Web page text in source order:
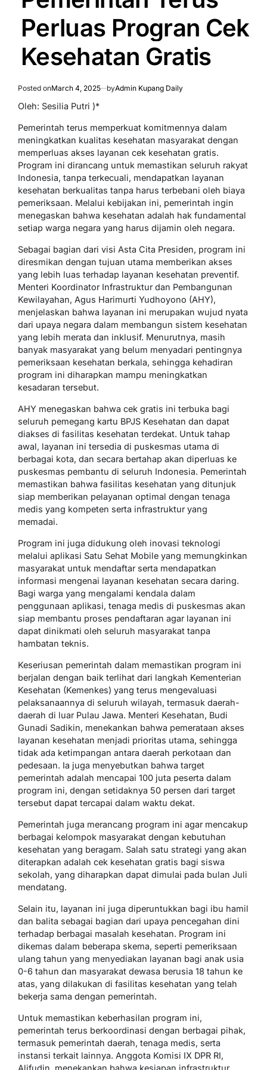
Perluas Progran Cek
Kesehatan Gratis
Posted onMarch 4, 2025 byAdmin Kupang Daily
Oleh: Sesilia Putri )*
Pemerintah terus memperkuat komitmennya dalam
meningkatkan kualitas kesehatan masyarakat dengan
memperluas akses layanan cek kesehatan gratis.
Program ini dirancang untuk memastikan seluruh rakyat
Indonesia, tanpa terkecuali, mendapatkan layanan
kesehatan berkualitas tanpa harus terbebani oleh biaya
pemeriksaan. Melalui kebijakan ini, pemerintah ingin
menegaskan bahwa kesehatan adalah hak fundamental
setiap warga negara yang harus dijamin oleh negara.
Sebagai bagian dari visi Asta Cita Presiden, program ini
diresmikan dengan tujuan utama memberikan akses
yang lebih luas terhadap layanan kesehatan preventif.
Menteri Koordinator Infrastruktur dan Pembangunan
Kewilayahan, Agus Harimurti Yudhoyono (AHY),
menjelaskan bahwa layanan ini merupakan wujud nyata
dari upaya negara dalam membangun sistem kesehatan
yang lebih merata dan inklusif. Menurutnya, masih
banyak masyarakat yang belum menyadari pentingnya
pemeriksaan kesehatan berkala, sehingga kehadiran
program ini diharapkan mampu meningkatkan
kesadaran tersebut.
AHY menegaskan bahwa cek gratis ini terbuka bagi
seluruh pemegang kartu BPJS Kesehatan dan dapat
diakses di fasilitas kesehatan terdekat. Untuk tahap
awal, layanan ini tersedia di puskesmas utama di
berbagai kota, dan secara bertahap akan diperluas ke
puskesmas pembantu di seluruh Indonesia. Pemerintah
memastikan bahwa fasilitas kesehatan yang ditunjuk
siap memberikan pelayanan optimal dengan tenaga
medis yang kompeten serta infrastruktur yang
memadai.
Program ini juga didukung oleh inovasi teknologi
melalui aplikasi Satu Sehat Mobile yang memungkinkan
masyarakat untuk mendaftar serta mendapatkan
informasi mengenai layanan kesehatan secara daring.
Bagi warga yang mengalami kendala dalam
penggunaan aplikasi, tenaga medis di puskesmas akan
siap membantu proses pendaftaran agar layanan ini
dapat dinikmati oleh seluruh masyarakat tanpa
hambatan teknis.
Keseriusan pemerintah dalam memastikan program ini
berjalan dengan baik terlihat dari langkah Kementerian
Kesehatan (Kemenkes) yang terus mengevaluasi
pelaksanaannya di seluruh wilayah, termasuk daerah-
daerah di luar Pulau Jawa. Menteri Kesehatan, Budi
Gunadi Sadikin, menekankan bahwa pemerataan akses
layanan kesehatan menjadi prioritas utama, sehingga
tidak ada ketimpangan antara daerah perkotaan dan
pedesaan. Ia juga menyebutkan bahwa target
pemerintah adalah mencapai 100 juta peserta dalam
program ini, dengan setidaknya 50 persen dari target
tersebut dapat tercapai dalam waktu dekat.
Pemerintah juga merancang program ini agar mencakup
berbagai kelompok masyarakat dengan kebutuhan
kesehatan yang beragam. Salah satu strategi yang akan
diterapkan adalah cek kesehatan gratis bagi siswa
sekolah, yang diharapkan dapat dimulai pada bulan Juli
mendatang.
Selain itu, layanan ini juga diperuntukkan bagi ibu hamil
dan balita sebagai bagian dari upaya pencegahan dini
terhadap berbagai masalah kesehatan. Program ini
dikemas dalam beberapa skema, seperti pemeriksaan
ulang tahun yang menyediakan layanan bagi anak usia
0-6 tahun dan masyarakat dewasa berusia 18 tahun ke
atas, yang dilakukan di fasilitas kesehatan yang telah
bekerja sama dengan pemerintah.
Untuk memastikan keberhasilan program ini,
pemerintah terus berkoordinasi dengan berbagai pihak,
termasuk pemerintah daerah, tenaga medis, serta
instansi terkait lainnya. Anggota Komisi IX DPR RI,
Alifudin, menekankan bahwa kesiapan infrastruktur